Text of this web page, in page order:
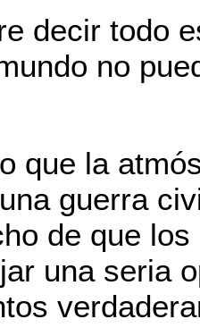
decir todo
no
que la
guerra
de que
una seria